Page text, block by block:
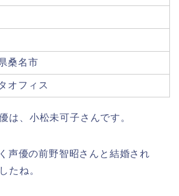
桑名市
オフィス
は、小松未可子さんです。
声優の前野智昭さんと結婚され
たね。